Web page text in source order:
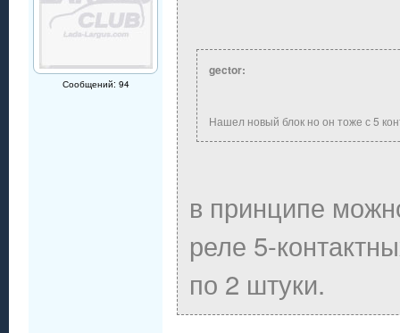
Сообщений: 94
gector:
Нашел новый блок но он тоже с 5
в принципе
реле 5-
по 2 штуки.